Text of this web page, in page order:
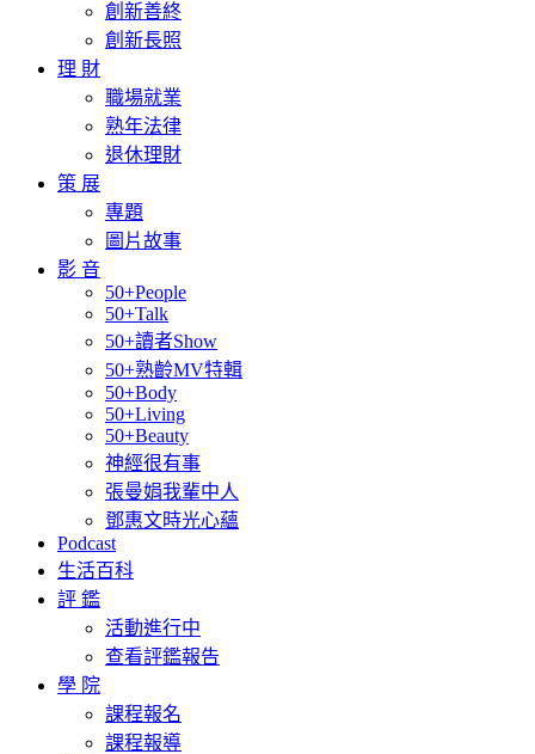
創新善終
創新長照
理 財
職場就業
熟年法律
退休理財
策 展
專題
圖片故事
影 音
50+People
50+Talk
50+讀者Show
50+熟齡MV特輯
50+Body
50+Living
50+Beauty
神經很有事
張曼娟我輩中人
鄧惠文時光心蘊
Podcast
生活百科
評 鑑
活動進行中
查看評鑑報告
學 院
課程報名
課程報導